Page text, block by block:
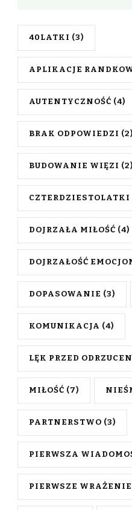
40LATKI (3)
APLIKACJE
AUTENTYCZNOŚĆ (4)
BRAK ODPOWIEDZI (2)
BUDOWANIE WIĘZI (2)
CZTERDZIESTOLATKI
DOJRZAŁA MIŁOŚĆ (4)
DOJRZAŁOŚĆ
DOPASOWANIE (3)
KOMUNIKACJA (4)
LĘK PRZED
MIŁOŚĆ (7)
PARTNERSTWO (3)
PIERWSZA
PIERWSZE WRAŻENIE